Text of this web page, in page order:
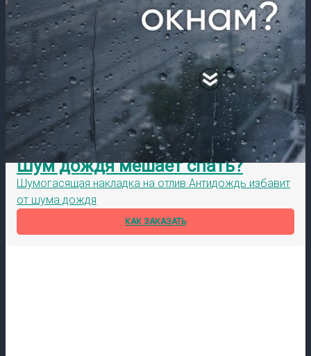
Шум дождя мешает спать?
Шумогасящая накладка на отлив Антидождь избавит
от шума дождя
КАК ЗАКАЗАТЬ